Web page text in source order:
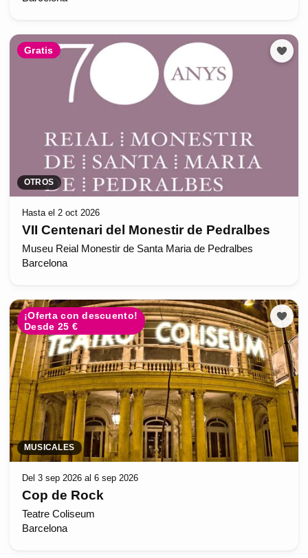
Gratis
OTROS
Hasta el 2 oct 2026
VII Centenari del Monestir de Pedralbes
Museu Reial Monestir de Santa Maria de Pedralbes
Barcelona
¡Oferta con descuento!
Desde 25 €
MUSICALES
Del 3 sep 2026 al 6 sep 2026
Cop de Rock
Teatre Coliseum
Barcelona